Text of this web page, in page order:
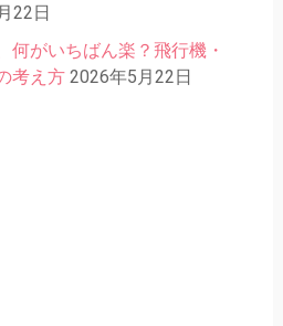
22日
何がいちばん楽？飛行機・
考え方 2026年5月22日